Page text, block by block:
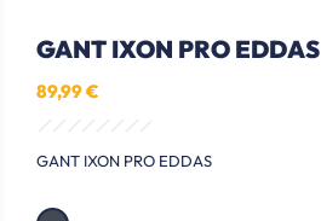
GANT IXON PRO EDDAS
89,99 €
GANT IXON PRO EDDAS